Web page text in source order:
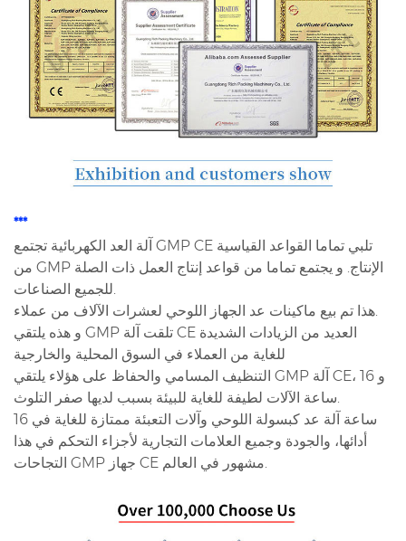
***
آلة العد الكهربائية تجتمع GMP CE تلبي تماما القواعد القياسية
من GMP الإنتاج. و يجتمع تماما من قواعد إنتاج العمل ذات الصلة
للجميع الصناعات.
هذا تم بيع ماكينات عد الجهاز اللوحي لعشرات الآلاف من عملاء.
و هذه يلتقي GMP تلقت آلة CE العديد من الزيادات الشديدة
للغاية من العملاء في السوق المحلية والخارجية
التنظيف المسامي والحفاظ على هؤلاء يلتقي GMP آلة CE، و 16
ساعة الآلات لطيفة للغاية للبيئة بسبب لديها صفر التلوث.
16 ساعة آلة عد كبسولة اللوحي وآلات التعبئة ممتازة للغاية في
أدائها، والجودة وجميع العلامات التجارية لأجزاء التحكم في هذا
التجاحات GMP جهاز CE مشهور في العالم.